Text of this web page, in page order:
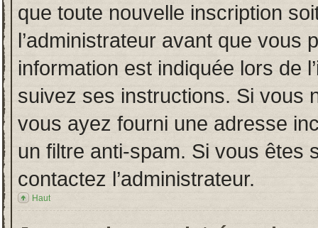
que toute nouvelle inscription
l’administrateur avant que vous
information est indiquée lors de
suivez ses instructions. Si vous
vous ayez fourni une adresse
un filtre anti-spam. Si vous êtes
contactez l’administrateur.
Haut